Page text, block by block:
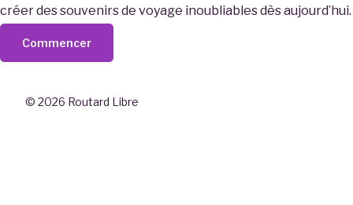
créer des souvenirs de voyage inoubliables dès aujourd’hui.
Commencer
© 2026 Routard Libre